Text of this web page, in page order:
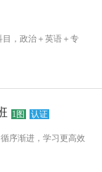
，政治＋英语＋专
1图 认证
序渐进，学习更高效